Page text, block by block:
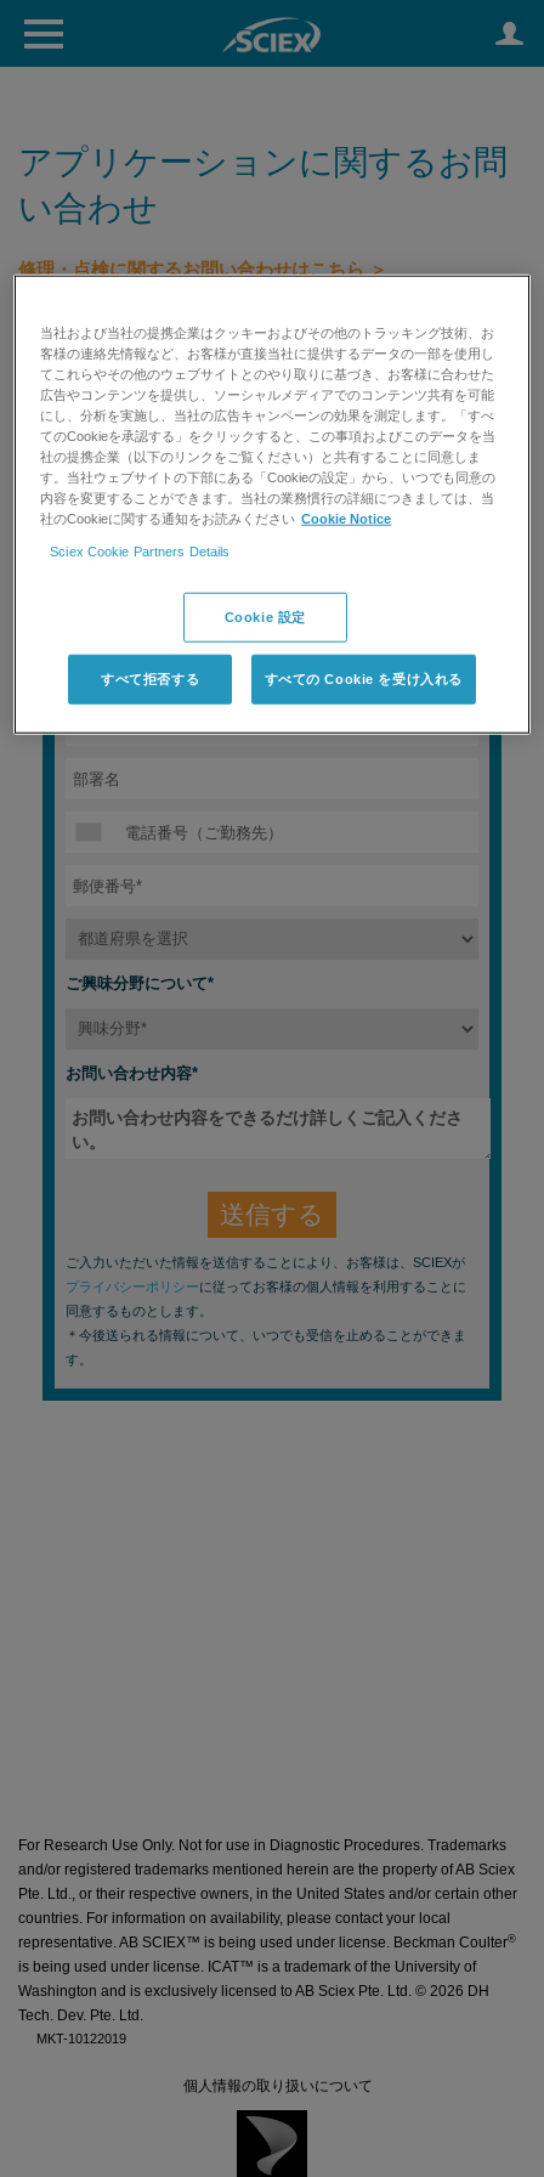
アプリケーションに関するお問
い合わせ
修理・点検に関するお問い合わせはこちら ＞
初期不良等に関するお問い合わせはこちら ＞
試薬消耗品のお見積り依頼はこちら ＞
TEL: 0120-318-551 （受付時間 平日9:00～17:00） FAX:
0120-318-040
For Research Use Only. Not for use in Diagnostic Procedures. Trademarks
and/or registered trademarks mentioned herein are the property of AB Sciex
Pte. Ltd., or their respective owners, in the United States and/or certain other
countries. For information on availability, please contact your local
representative. AB SCIEX™ is being used under license. Beckman Coulter®
is being used under license. ICAT™ is a trademark of the University of
Washington and is exclusively licensed to AB Sciex Pte. Ltd. © 2026 DH
Tech. Dev. Pte. Ltd.
MKT-10122019
個人情報の取り扱いについて
当社および当社の提携企業はクッキーおよびその他のトラッキング技術、お
客様の連絡先情報など、お客様が直接当社に提供するデータの一部を使用し
てこれらやその他のウェブサイトとのやり取りに基づき、お客様に合わせた
広告やコンテンツを提供し、ソーシャルメディアでのコンテンツ共有を可能
にし、分析を実施し、当社の広告キャンペーンの効果を測定します。「すべ
てのCookieを承認する」をクリックすると、この事項およびこのデータを当
社の提携企業（以下のリンクをご覧ください）と共有することに同意しま
す。当社ウェブサイトの下部にある「Cookieの設定」から、いつでも同意の
内容を変更することができます。当社の業務慣行の詳細につきましては、当
社のCookieに関する通知をお読みください Cookie Notice
Sciex Cookie Partners Details
Cookie 設定
すべて拒否する すべての Cookie を受け入れる